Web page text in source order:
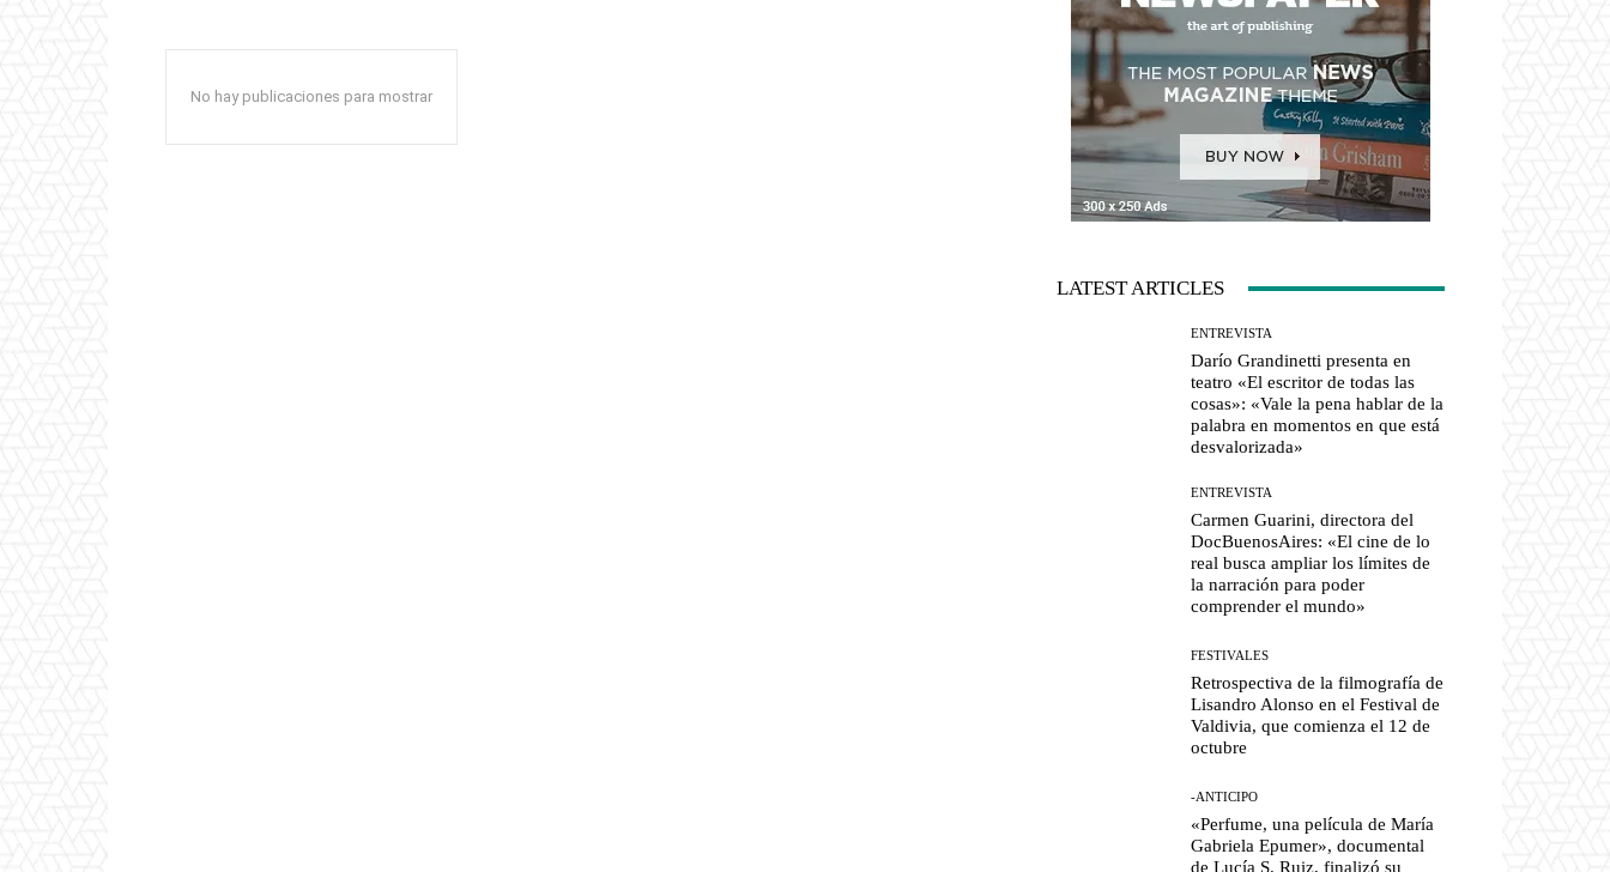
No hay publicaciones para mostrar
LATEST ARTICLES
ENTREVISTA
Darío Grandinetti presenta en
teatro «El escritor de todas las
cosas»: «Vale la pena hablar de la
palabra en momentos en que está
desvalorizada»
ENTREVISTA
Carmen Guarini, directora del
DocBuenosAires: «El cine de lo
real busca ampliar los límites de
la narración para poder
comprender el mundo»
FESTIVALES
Retrospectiva de la filmografía de
Lisandro Alonso en el Festival de
Valdivia, que comienza el 12 de
octubre
-ANTICIPO
«Perfume, una película de María
Gabriela Epumer», documental
de Lucía S. Ruiz, finalizó su